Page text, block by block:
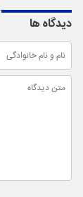
دیدگاه ها